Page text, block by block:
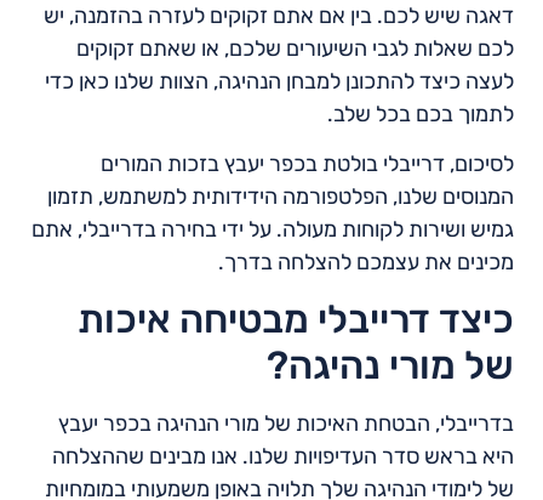
דאגה שיש לכם. בין אם אתם זקוקים לעזרה בהזמנה, יש
לכם שאלות לגבי השיעורים שלכם, או שאתם זקוקים
לעצה כיצד להתכונן למבחן הנהיגה, הצוות שלנו כאן כדי
לתמוך בכם בכל שלב.
לסיכום, דרייבלי בולטת בכפר יעבץ בזכות המורים
המנוסים שלנו, הפלטפורמה הידידותית למשתמש, תזמון
גמיש ושירות לקוחות מעולה. על ידי בחירה בדרייבלי, אתם
מכינים את עצמכם להצלחה בדרך.
כיצד דרייבלי מבטיחה איכות
של מורי נהיגה?
בדרייבלי, הבטחת האיכות של מורי הנהיגה בכפר יעבץ
היא בראש סדר העדיפויות שלנו. אנו מבינים שההצלחה
של לימודי הנהיגה שלך תלויה באופן משמעותי במומחיות